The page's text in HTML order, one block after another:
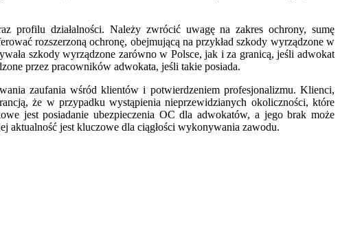
profilu działalności. Należy zwrócić uwagę na zakres ochrony, sumę
rozszerzoną ochronę, obejmującą na przykład szkody wyrządzone w
szkody wyrządzone zarówno w Polsce, jak i za granicą, jeśli adwokat
przez pracowników adwokata, jeśli takie posiada.
zaufania wśród klientów i potwierdzeniem profesjonalizmu. Klienci,
że w przypadku wystąpienia nieprzewidzianych okoliczności, które
jest posiadanie ubezpieczenia OC dla adwokatów, a jego brak może
aktualność jest kluczowe dla ciągłości wykonywania zawodu.